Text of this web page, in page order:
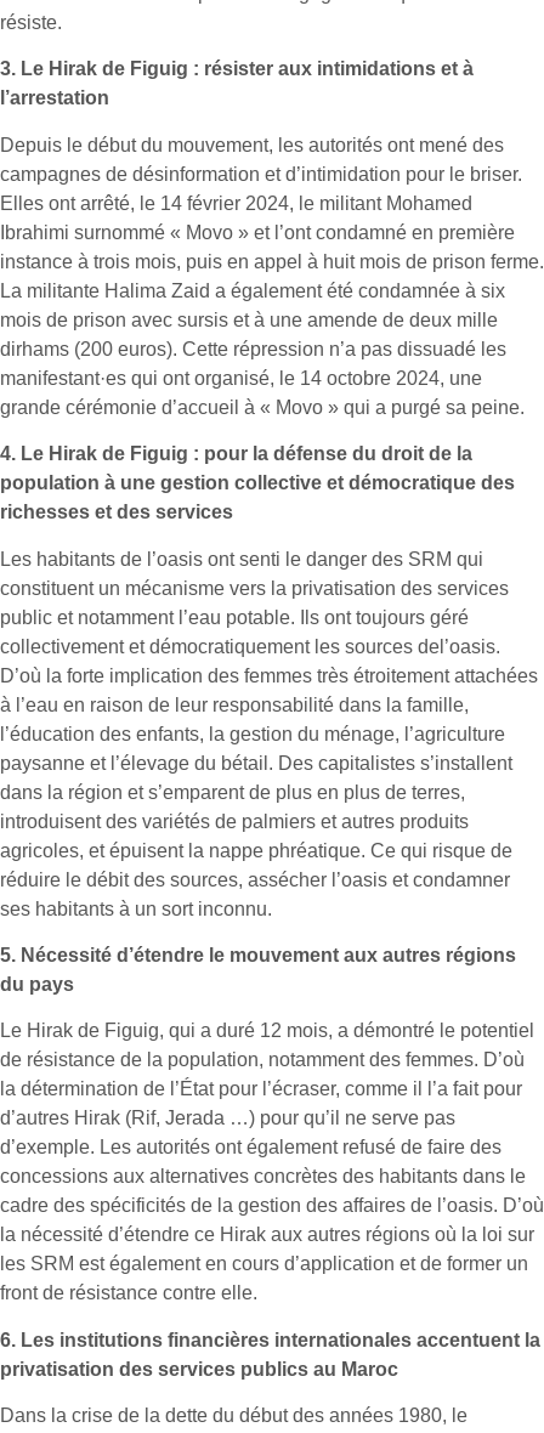
résiste.
3. Le Hirak de Figuig : résister aux intimidations et à
l’arrestation
Depuis le début du mouvement, les autorités ont mené des
campagnes de désinformation et d’intimidation pour le briser.
Elles ont arrêté, le 14 février 2024, le militant Mohamed
Ibrahimi surnommé « Movo » et l’ont condamné en première
instance à trois mois, puis en appel à huit mois de prison ferme.
La militante Halima Zaid a également été condamnée à six
mois de prison avec sursis et à une amende de deux mille
dirhams (200 euros). Cette répression n’a pas dissuadé les
manifestant·es qui ont organisé, le 14 octobre 2024, une
grande cérémonie d’accueil à « Movo » qui a purgé sa peine.
4. Le Hirak de Figuig : pour la défense du droit de la
population à une gestion collective et démocratique des
richesses et des services
Les habitants de l’oasis ont senti le danger des SRM qui
constituent un mécanisme vers la privatisation des services
public et notamment l’eau potable. Ils ont toujours géré
collectivement et démocratiquement les sources del’oasis.
D’où la forte implication des femmes très étroitement attachées
à l’eau en raison de leur responsabilité dans la famille,
l’éducation des enfants, la gestion du ménage, l’agriculture
paysanne et l’élevage du bétail. Des capitalistes s’installent
dans la région et s’emparent de plus en plus de terres,
introduisent des variétés de palmiers et autres produits
agricoles, et épuisent la nappe phréatique. Ce qui risque de
réduire le débit des sources, assécher l’oasis et condamner
ses habitants à un sort inconnu.
5. Nécessité d’étendre le mouvement aux autres régions
du pays
Le Hirak de Figuig, qui a duré 12 mois, a démontré le potentiel
de résistance de la population, notamment des femmes. D’où
la détermination de l’État pour l’écraser, comme il l’a fait pour
d’autres Hirak (Rif, Jerada …) pour qu’il ne serve pas
d’exemple. Les autorités ont également refusé de faire des
concessions aux alternatives concrètes des habitants dans le
cadre des spécificités de la gestion des affaires de l’oasis. D’où
la nécessité d’étendre ce Hirak aux autres régions où la loi sur
les SRM est également en cours d’application et de former un
front de résistance contre elle.
6. Les institutions financières internationales accentuent la
privatisation des services publics au Maroc
Dans la crise de la dette du début des années 1980, le